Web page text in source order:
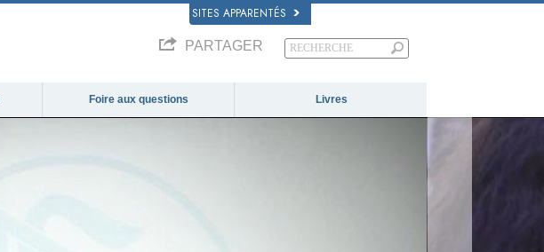
SITES APPARENTÉS
PARTAGER
Foire aux questions Livres